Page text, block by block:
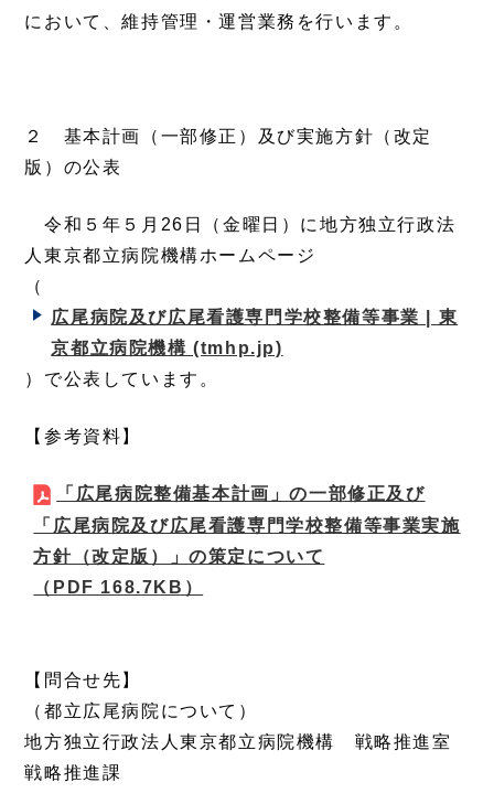
において、維持管理・運営業務を行います。
２ 基本計画（一部修正）及び実施方針（改定
版）の公表
令和５年５月26日（金曜日）に地方独立行政法
人東京都立病院機構ホームページ
（
広尾病院及び広尾看護専門学校整備等事業 | 東
京都立病院機構 (tmhp.jp)
）で公表しています。
【参考資料】
「広尾病院整備基本計画」の一部修正及び
「広尾病院及び広尾看護専門学校整備等事業実施
方針（改定版）」の策定について
（PDF 168.7KB）
【問合せ先】
（都立広尾病院について）
地方独立行政法人東京都立病院機構 戦略推進室
戦略推進課